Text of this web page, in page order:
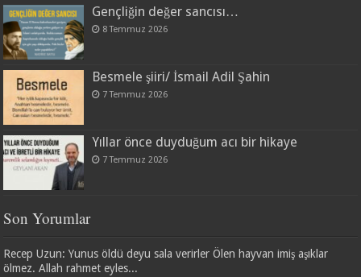
Gençliğin değer sancısı…
8 Temmuz 2026
Besmele şiiri/ İsmail Adil Şahin
7 Temmuz 2026
Yıllar önce duyduğum acı bir hikaye
7 Temmuz 2026
Son Yorumlar
Recep Uzun: Yunus öldü deyu sala verirler Ölen hayvan imiş aşıklar
ölmez. Allah rahmet eyles...